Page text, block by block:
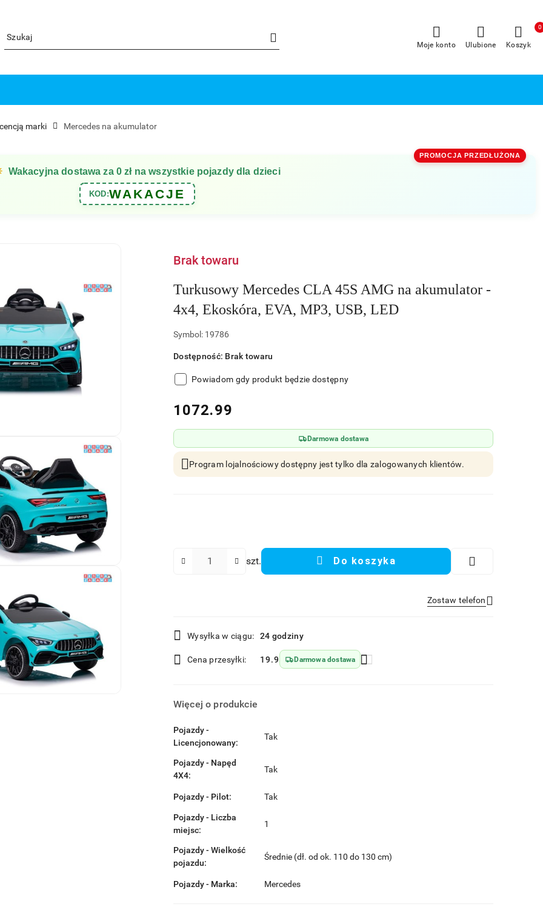
Moje konto Ulubione Koszyk
0
marki Mercedes na akumulator
PROMOCJA PRZEDŁUŻONA
Wakacyjna dostawa za 0 zł na wszystkie pojazdy dla dzieci
KOD:WAKACJE
Brak towaru
Turkusowy Mercedes CLA 45S AMG na akumulator -
4x4, Ekoskóra, EVA, MP3, USB, LED
Symbol: 19786
Dostępność: Brak towaru
Powiadom gdy produkt będzie dostępny
cena:
1072.99
Darmowa dostawa
Program lojalnościowy dostępny jest tylko dla zalogowanych klientów.
szt. Do koszyka
Zostaw telefon
Dostępność
i
dostawa
Wysyłka w ciągu: 24 godziny
Cena przesyłki: 19.9 Darmowa dostawa
Więcej o produkcie
Pojazdy -
Licencjonowany:
Tak
Pojazdy - Napęd
4X4:
Tak
Pojazdy - Pilot: Tak
Pojazdy - Liczba
miejsc:
1
Pojazdy - Wielkość
pojazdu:
Średnie (dł. od ok. 110 do 130 cm)
Pojazdy - Marka: Mercedes